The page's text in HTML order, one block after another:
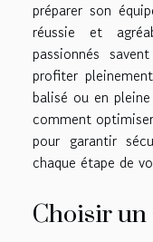
préparer son
réussie et
passionnés
profiter
balisé ou en
comment
pour garantir
chaque étape de
Choisir un